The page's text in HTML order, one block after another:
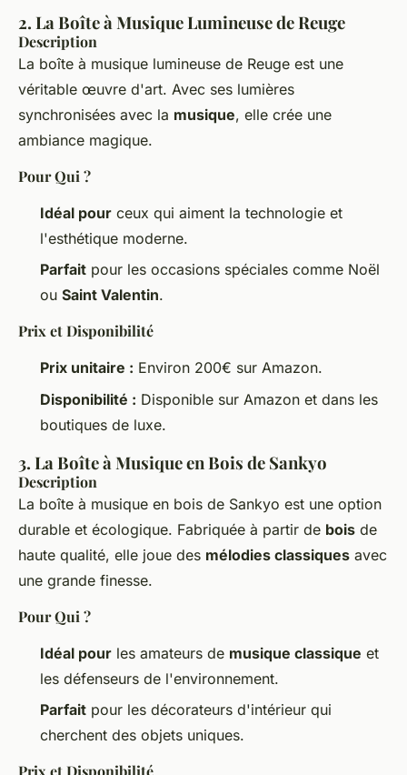
2. La Boîte à Musique Lumineuse de Reuge
Description
La boîte à musique lumineuse de Reuge est une
véritable œuvre d'art. Avec ses lumières
synchronisées avec la musique, elle crée une
ambiance magique.
Pour Qui ?
Idéal pour ceux qui aiment la technologie et
l'esthétique moderne.
Parfait pour les occasions spéciales comme Noël
ou Saint Valentin.
Prix et Disponibilité
Prix unitaire : Environ 200€ sur Amazon.
Disponibilité : Disponible sur Amazon et dans les
boutiques de luxe.
3. La Boîte à Musique en Bois de Sankyo
Description
La boîte à musique en bois de Sankyo est une option
durable et écologique. Fabriquée à partir de bois de
haute qualité, elle joue des mélodies classiques avec
une grande finesse.
Pour Qui ?
Idéal pour les amateurs de musique classique et
les défenseurs de l'environnement.
Parfait pour les décorateurs d'intérieur qui
cherchent des objets uniques.
Prix et Disponibilité